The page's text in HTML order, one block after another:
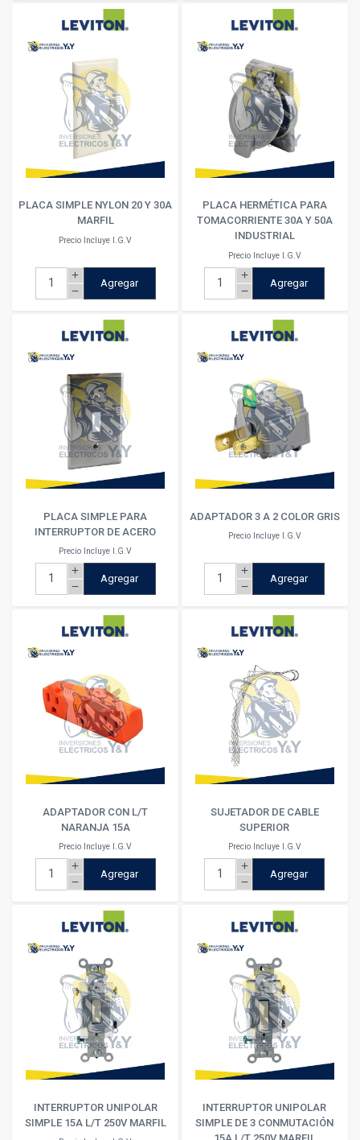
PLACA SIMPLE NYLON 20 Y 30A
MARFIL
Precio Incluye I.G.V
add
remove
Agregar
PLACA HERMÉTICA PARA
TOMACORRIENTE 30A Y 50A
INDUSTRIAL
Precio Incluye I.G.V
add
remove
Agregar
PLACA SIMPLE PARA
INTERRUPTOR DE ACERO
Precio Incluye I.G.V
add
remove
Agregar
ADAPTADOR 3 A 2 COLOR GRIS
Precio Incluye I.G.V
add
remove
Agregar
ADAPTADOR CON L/T
NARANJA 15A
Precio Incluye I.G.V
add
remove
Agregar
SUJETADOR DE CABLE
SUPERIOR
Precio Incluye I.G.V
add
remove
Agregar
INTERRUPTOR UNIPOLAR
SIMPLE 15A L/T 250V MARFIL
INTERRUPTOR UNIPOLAR
SIMPLE DE 3 CONMUTACIÓN